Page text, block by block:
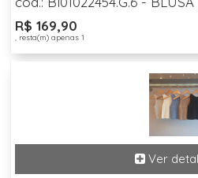
R$ 169,90
, resta(m) apenas 1